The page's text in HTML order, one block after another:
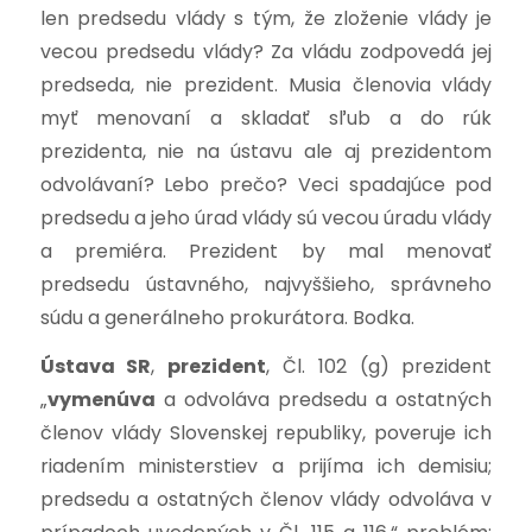
len predsedu vlády s tým, že zloženie vlády je
vecou predsedu vlády? Za vládu zodpovedá jej
predseda, nie prezident. Musia členovia vlády
myť menovaní a skladať sľub a do rúk
prezidenta, nie na ústavu ale aj prezidentom
odvolávaní? Lebo prečo? Veci spadajúce pod
predsedu a jeho úrad vlády sú vecou úradu vlády
a premiéra. Prezident by mal menovať
predsedu ústavného, najvyššieho, správneho
súdu a generálneho prokurátora. Bodka.
Ústava SR, prezident, Čl. 102 (g) prezident
„vymenúva a odvoláva predsedu a ostatných
členov vlády Slovenskej republiky, poveruje ich
riadením ministerstiev a prijíma ich demisiu;
predsedu a ostatných členov vlády odvoláva v